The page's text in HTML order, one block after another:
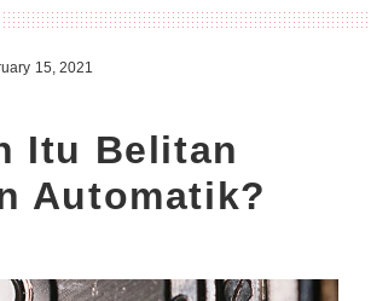
15, 2021
Itu Belitan
Automatik?